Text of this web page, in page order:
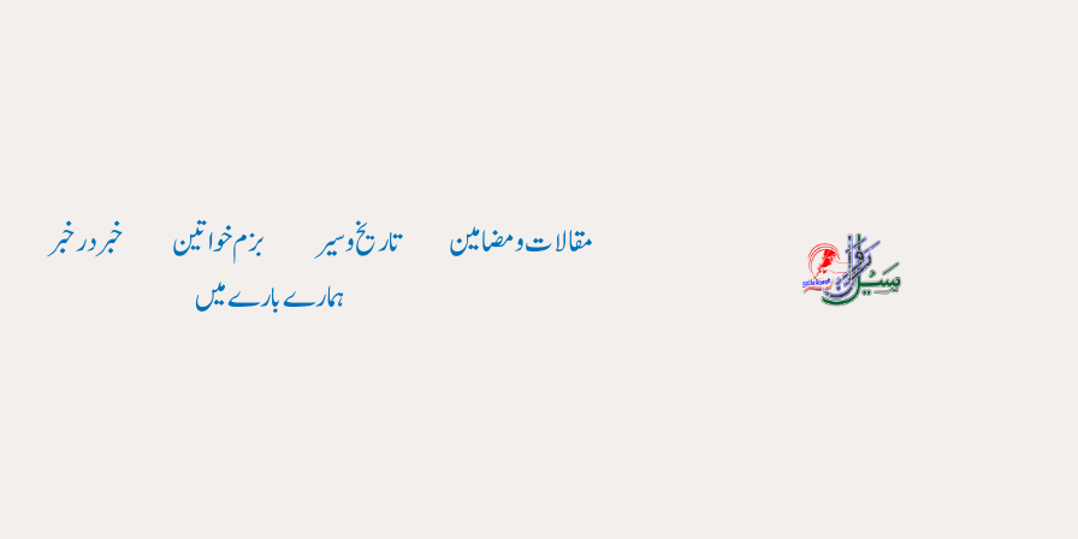
مقالات و مضامین تاریخ وسیر بزم خواتین خبر در خبر
ہمارے بارے میں